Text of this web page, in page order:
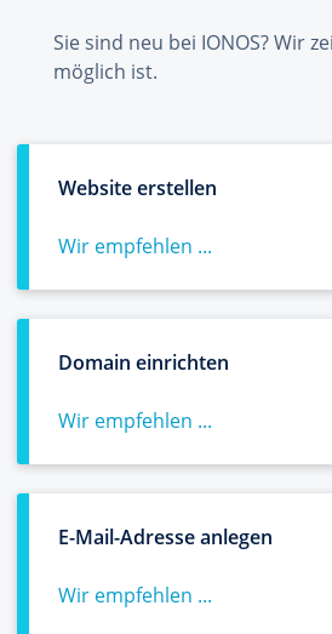
Sie sind neu bei IONOS? Wir
möglich ist.
Website erstellen
Wir empfehlen ...
Domain einrichten
Wir empfehlen ...
E-Mail-Adresse anlegen
Wir empfehlen ...